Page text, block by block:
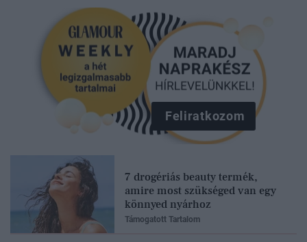
Feliratkozom
7 drogériás beauty termék,
amire most szükséged van egy
könnyed nyárhoz
Támogatott Tartalom